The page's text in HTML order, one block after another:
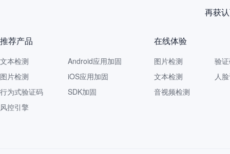
再获
推荐产品
文本检测
图片检测
行为式验证码
风控引擎
Android应用加固
iOS应用加固
SDK加固
在线体验
图片检测
文本检测
音视频检测
验
人